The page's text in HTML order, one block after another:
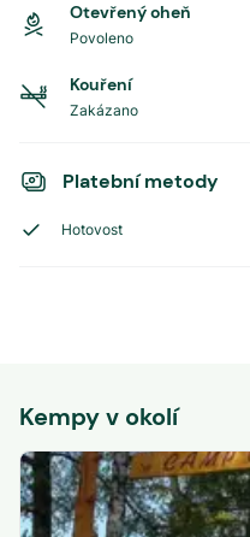
Otevřený oheň
Povoleno
Kouření
Zakázano
Platební metody
Hotovost
Kempy v okolí